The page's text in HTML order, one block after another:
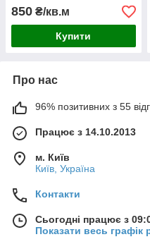
850 ₴/кв.м
Купити
Про нас
96% позитивних з 55
Працює з 14.10.2013
м. Київ
Київ, Україна
Контакти
Сьогодні працює з
Показати весь графік